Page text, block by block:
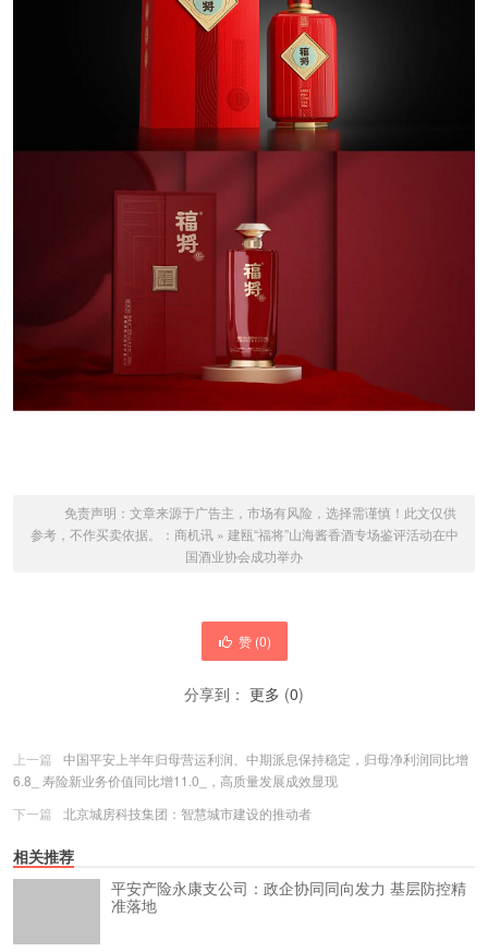
免责声明：文章来源于广告主，市场有风险，选择需谨慎！此文仅供
参考，不作买卖依据。： 商机讯» 建瓯“福将”山海酱香酒专场鉴评活动在中
国酒业协会成功举办
赞 (0)
分享到： 更多 (0)
上一篇
中国平安上半年归母营运利润、中期派息保持稳定，归母净利润同比增
6.8_ 寿险新业务价值同比增11.0_，高质量发展成效显现
下一篇
北京城房科技集团：智慧城市建设的推动者
相关推荐
平安产险永康支公司：政企协同同向发力 基层防控精
准落地